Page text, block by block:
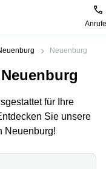
Neuenburg
für Ihre
Sie unsere
Neuenburg!